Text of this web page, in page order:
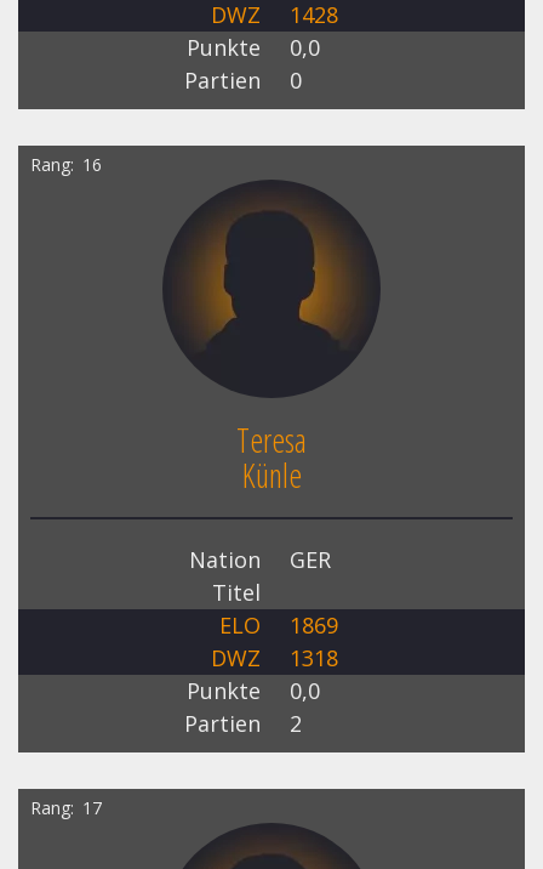
DWZ
1428
Punkte
0,0
Partien
0
Rang 16
Teresa
Künle
Nation
GER
Titel
ELO
1869
DWZ
1318
Punkte
0,0
Partien
2
Rang 17